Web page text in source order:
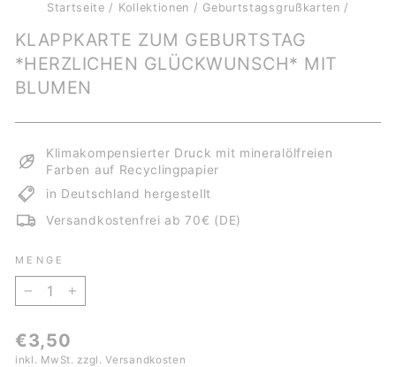
Startseite / Kollektionen / Geburtstagsgrußkarten /
KLAPPKARTE ZUM GEBURTSTAG
*HERZLICHEN GLÜCKWUNSCH* MIT
BLUMEN
Klimakompensierter Druck mit mineralölfreien
Farben auf Recyclingpapier
in Deutschland hergestellt
Versandkostenfrei ab 70€ (DE)
MENGE
Normaler
Preis
€3,50
inkl. MwSt. zzgl.Versandkosten